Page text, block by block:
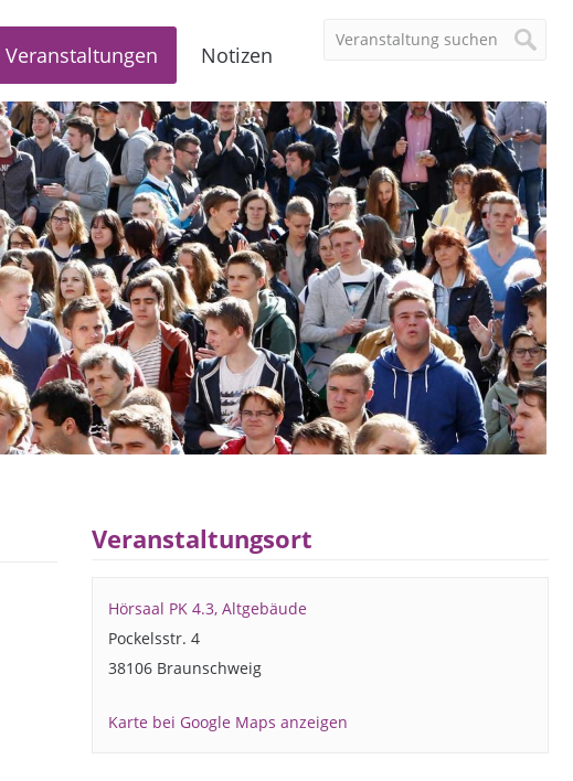
Veranstaltungen Notizen
Veranstaltungsort
Hörsaal PK 4.3, Altgebäude
Pockelsstr. 4
38106 Braunschweig
Karte bei Google Maps anzeigen